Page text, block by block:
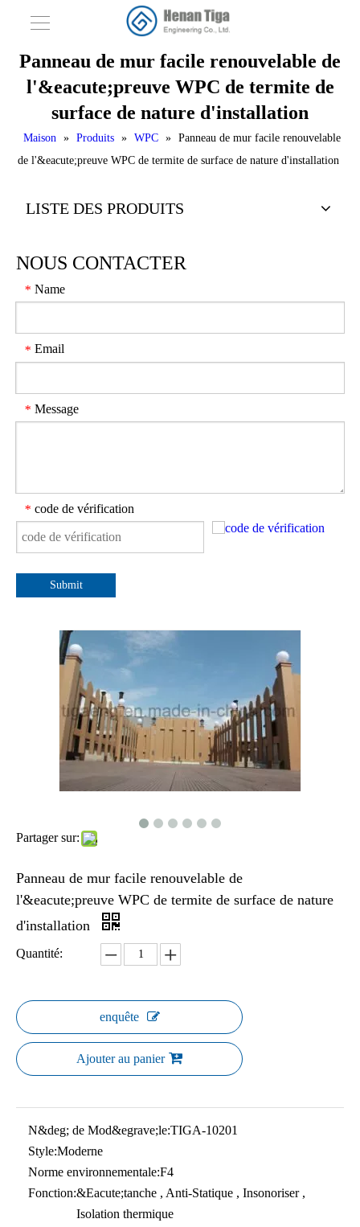
Panneau de mur facile renouvelable de
l'&eacute;preuve WPC de termite de
surface de nature d'installation
Maison » Produits » WPC » Panneau de mur facile renouvelable
de l'&eacute;preuve WPC de termite de surface de nature d'installation
LISTE DES PRODUITS
NOUS CONTACTER
* Name
* Email
* Message
* code de vérification
Submit
Partager sur:
Panneau de mur facile renouvelable de
l'&eacute;preuve WPC de termite de surface de nature
d'installation
Quantité:
enquête
Ajouter au panier
N&deg; de Mod&egrave;le:TIGA-10201
Style:Moderne
Norme environnementale:F4
Fonction:&Eacute;tanche , Anti-Statique , Insonoriser ,
Isolation thermique